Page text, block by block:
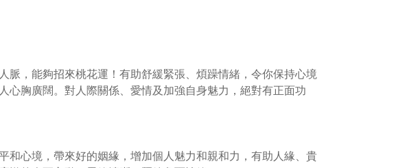
脈，能夠招來桃花運！有助舒緩緊張、煩躁情緒，令你保持心境
心胸廣闊。對人際關係、愛情及加強自身魅力，絕對有正面功
和心境，帶來好的姻緣，增加個人魅力和親和力，有助人緣、貴